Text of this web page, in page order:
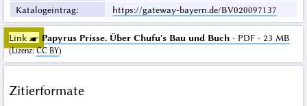
Katalogeintrag: https://gateway-bayern.de/BV020097137
Link ☛ Papyrus Prisse. Über Chufu's Bau und Buch· PDF · 23 MB
(Lizenz:CC BY)
Zitierformate